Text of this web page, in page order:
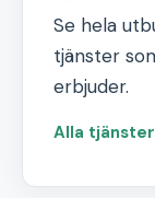
Se hela
tjänster
erbjuder.
Alla